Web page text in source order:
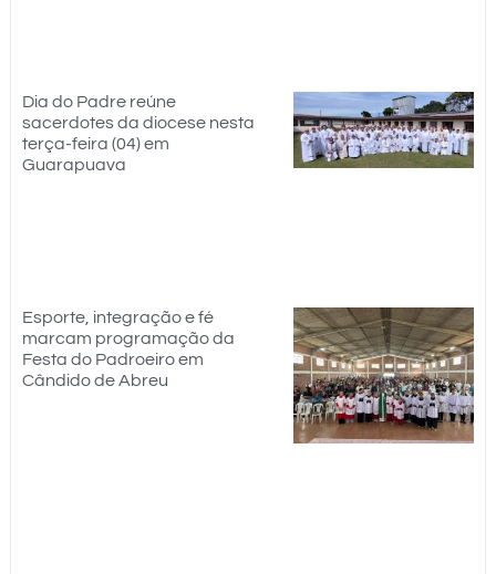
Dia do Padre reúne
sacerdotes da diocese nesta
terça-feira (04) em
Guarapuava
Esporte, integração e fé
marcam programação da
Festa do Padroeiro em
Cândido de Abreu